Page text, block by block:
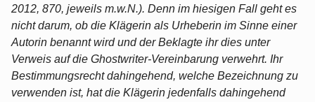
2012, 870, jeweils m.w.N.). Denn im hiesigen Fall geht es
nicht darum, ob die Klägerin als Urheberin im Sinne einer
Autorin benannt wird und der Beklagte ihr dies unter
Verweis auf die Ghostwriter-Vereinbarung verwehrt. Ihr
Bestimmungsrecht dahingehend, welche Bezeichnung zu
verwenden ist, hat die Klägerin jedenfalls dahingehend